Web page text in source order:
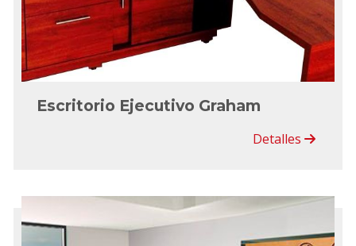
Escritorio Ejecutivo Graham
Detalles